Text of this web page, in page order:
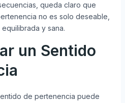
queda claro que
no es solo deseable,
y sana.
un Sentido
de pertenencia puede